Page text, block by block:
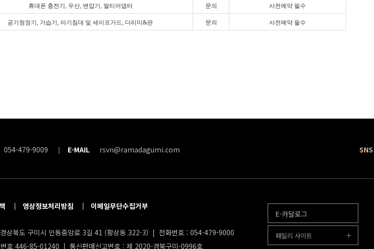
휴대폰 충전기, 우산, 변압기, 멀티어댑터 문의 사전예약 필수
공기청정기, 가습기, 아기침대 및 세이프가드, 다리미&판 문의 사전예약 필수
054-479-9009 E-MAIL rsvn@ramadagumi.com SNS
영상정보처리방침 이메일무단수집거부
상북도 구미시 인동중앙로 3길 41 (황상동 322-3) | 전화번호 : 054-479-9000
호 446-85-01240 | 통신판매신고번호 : 제 2020-경북구미-0996호
E-카달로그
패밀리 사이트